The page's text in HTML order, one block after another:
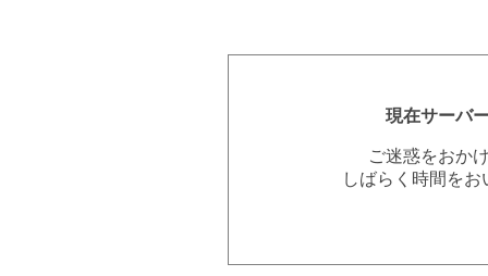
現在サーバ
ご迷惑をおか
しばらく時間を